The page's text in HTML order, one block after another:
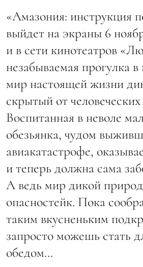
«Амазония: инструкция
выйдет на экраны 6
и в сети кинотеатров
незабываемая прогулка
мир настоящей жизни
скрытый от человеческих
Воспитанная в неволе
обезьянка, чудом
авиакатастрофе,
и теперь должна сама
А ведь мир дикой
опасностейк. Пока
таким вкусненьким
запросто можешь стать
обедом…